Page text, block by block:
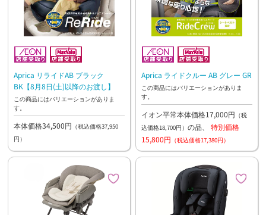
Aprica リライドAB ブラック
BK【8月8日(土)以降のお渡し】
この商品にはバリエーションがありま
す。
本体価格34,500円 （税込価格37,950
円）
Aprica ライドクルー AB グレー GR
この商品にはバリエーションがありま
す。
イオン平常本体価格17,000円 （税
込価格18,700円） の品、 特別価格
15,800円 （税込価格17,380円）